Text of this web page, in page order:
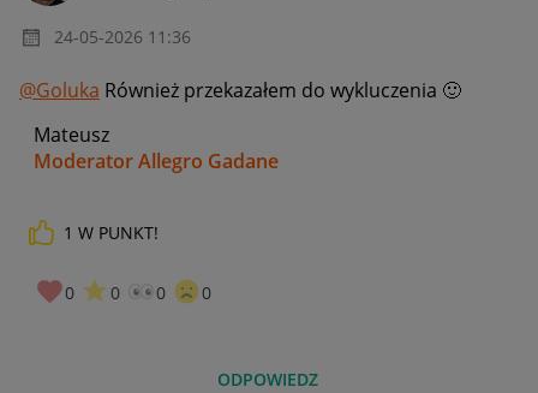
‎24-05-2026 11:36
@Goluka Również przekazałem do wykluczenia 🙂
Mateusz
Moderator Allegro Gadane
1 W PUNKT!
0 0 0 0
ODPOWIEDZ